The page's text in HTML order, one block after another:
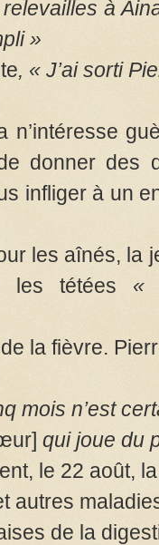
relevailles à
»
, « J’ai sorti
n’intéresse
donner des
infliger à un
les aînés, la
les tétées «
la fièvre.
mois n’est
qui joue du
le 22 août,
autres
de la